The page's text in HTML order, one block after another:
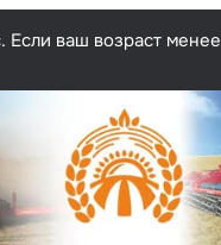
ваш возраст